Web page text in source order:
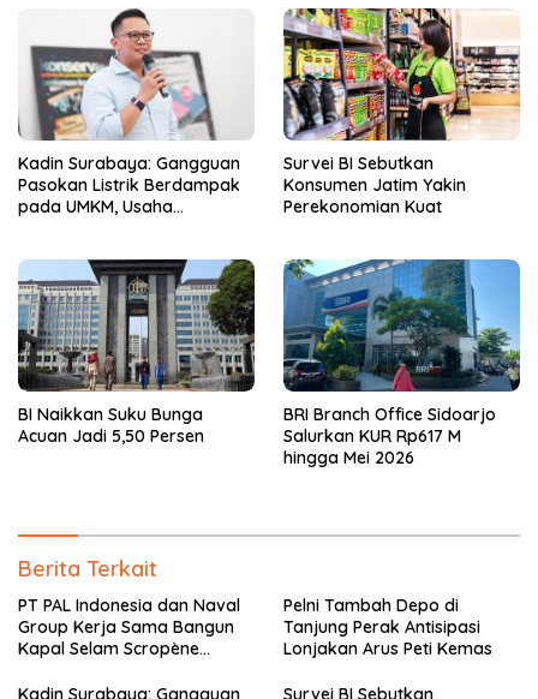
Kadin Surabaya: Gangguan
Pasokan Listrik Berdampak
pada UMKM, Usaha
Survei BI Sebutkan
Konsumen Jatim Yakin
Perekonomian Kuat
BI Naikkan Suku Bunga
Acuan Jadi 5,50 Persen
BRI Branch Office Sidoarjo
Salurkan KUR Rp617 M
hingga Mei 2026
Berita Terkait
PT PAL Indonesia dan Naval
Group Kerja Sama Bangun
Kapal Selam Scropène
Pelni Tambah Depo di
Tanjung Perak Antisipasi
Lonjakan Arus Peti Kemas